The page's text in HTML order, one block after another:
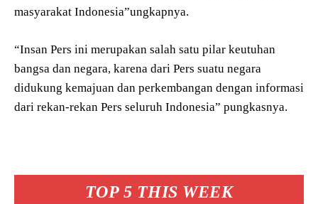
TOP 5 THIS WEEK
masyarakat Indonesia”ungkapnya.
“Insan Pers ini merupakan salah satu pilar keutuhan
bangsa dan negara, karena dari Pers suatu negara
didukung kemajuan dan perkembangan dengan informasi
dari rekan-rekan Pers seluruh Indonesia” pungkasnya.